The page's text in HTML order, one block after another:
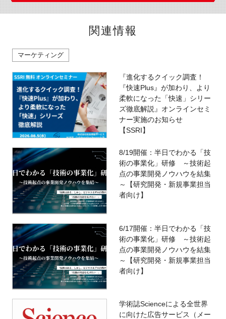
関連情報
マーケティング
『進化するクイック調査！
『快速Plus』が加わり、より
柔軟になった「快速」シリー
ズ徹底解説』オンラインセミ
ナー実施のお知らせ
【SSRI】
8/19開催：半日でわかる「技
術の事業化」研修 ～技術起
点の事業開発ノウハウを結集
～【研究開発・新規事業担当
者向け】
6/17開催：半日でわかる「技
術の事業化」研修 ～技術起
点の事業開発ノウハウを結集
～【研究開発・新規事業担当
者向け】
学術誌Scienceによる全世界
に向けた広告サービス（メー